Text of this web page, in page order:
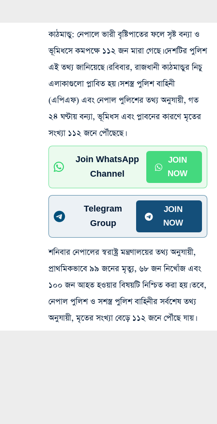
কাঠমান্ডু: নেপালে ভারী বৃষ্টিপাতের ফলে সৃষ্ট বন্যা ও
ভূমিধসে কমপক্ষে ১১২ জন মারা গেছে। দেশটির পুলিশ
এই তথ্য জানিয়েছে। রবিবার, রাজধানী কাঠমান্ডুর নিচু
এলাকাগুলো প্লাবিত হয়। সশস্ত্র পুলিশ বাহিনী
(এপিএফ) এবং নেপাল পুলিশের তথ্য অনুযায়ী, গত
২৪ ঘণ্টায় বন্যা, ভূমিধস এবং প্লাবনের কারণে মৃতের
সংখ্যা ১১২ জনে পৌঁছেছে।
Join WhatsApp
Channel
JOIN
NOW
Telegram
Group
JOIN
NOW
শনিবার নেপালের স্বরাষ্ট্র মন্ত্রণালয়ের তথ্য অনুযায়ী,
প্রাথমিকভাবে ৯৯ জনের মৃত্যু, ৬৮ জন নিখোঁজ এবং
১০০ জন আহত হওয়ার বিষয়টি নিশ্চিত করা হয়। তবে,
নেপাল পুলিশ ও সশস্ত্র পুলিশ বাহিনীর সর্বশেষ তথ্য
অনুযায়ী, মৃতের সংখ্যা বেড়ে ১১২ জনে পৌঁছে যায়।